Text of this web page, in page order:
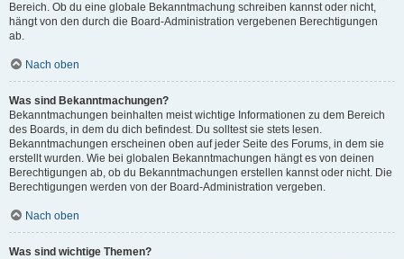
Bereich. Ob du eine globale Bekanntmachung schreiben kannst oder nicht,
hängt von den durch die Board-Administration vergebenen Berechtigungen
ab.
Nach oben
Was sind Bekanntmachungen?
Bekanntmachungen beinhalten meist wichtige Informationen zu dem Bereich
des Boards, in dem du dich befindest. Du solltest sie stets lesen.
Bekanntmachungen erscheinen oben auf jeder Seite des Forums, in dem sie
erstellt wurden. Wie bei globalen Bekanntmachungen hängt es von deinen
Berechtigungen ab, ob du Bekanntmachungen erstellen kannst oder nicht. Die
Berechtigungen werden von der Board-Administration vergeben.
Nach oben
Was sind wichtige Themen?